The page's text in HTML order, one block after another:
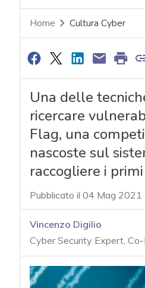
Home Cultura Cyber
Una delle
ricercare
Flag, una
nascoste sul
raccogliere i
Pubblicato il 04 Mag 2021
Vincenzo Digilio
Cyber Security Expert,